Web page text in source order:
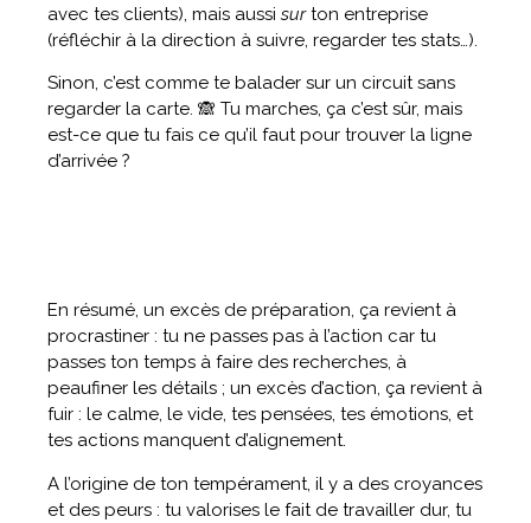
avec tes clients), mais aussi surton entreprise
(réfléchir à la direction à suivre, regarder tes stats…).
Sinon, c’est comme te balader sur un circuit sans
regarder la carte. 🙈 Tu marches, ça c’est sûr, mais
est-ce que tu fais ce qu’il faut pour trouver la ligne
d’arrivée ?
En résumé, un excès de préparation, ça revient à
procrastiner : tu ne passes pas à l’action car tu
passes ton temps à faire des recherches, à
peaufiner les détails ; un excès d’action, ça revient à
fuir : le calme, le vide, tes pensées, tes émotions, et
tes actions manquent d’alignement.
A l’origine de ton tempérament, il y a des croyances
et des peurs : tu valorises le fait de travailler dur, tu